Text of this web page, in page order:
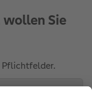
Sie
Pflichtfelder.